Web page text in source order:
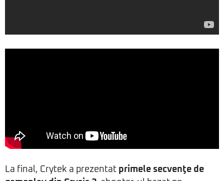
La final, Crytek a prezentat primele secvenţe de